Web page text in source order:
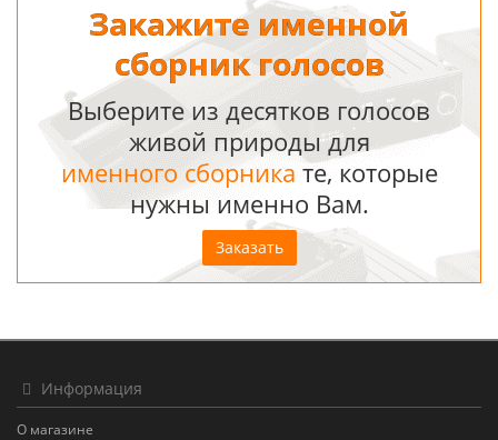
Закажите именной
сборник голосов
Выберите из десятков голосов
живой природы для
именного сборника те, которые
нужны именно Вам.
Заказать
Информация
О магазине